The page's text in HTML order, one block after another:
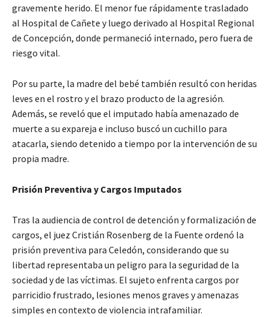
gravemente herido. El menor fue rápidamente trasladado
al Hospital de Cañete y luego derivado al Hospital Regional
de Concepción, donde permaneció internado, pero fuera de
riesgo vital.
Por su parte, la madre del bebé también resultó con heridas
leves en el rostro y el brazo producto de la agresión.
Además, se reveló que el imputado había amenazado de
muerte a su expareja e incluso buscó un cuchillo para
atacarla, siendo detenido a tiempo por la intervención de su
propia madre.
Prisión Preventiva y Cargos Imputados
Tras la audiencia de control de detención y formalización de
cargos, el juez Cristián Rosenberg de la Fuente ordenó la
prisión preventiva para Celedón, considerando que su
libertad representaba un peligro para la seguridad de la
sociedad y de las víctimas. El sujeto enfrenta cargos por
parricidio frustrado, lesiones menos graves y amenazas
simples en contexto de violencia intrafamiliar.